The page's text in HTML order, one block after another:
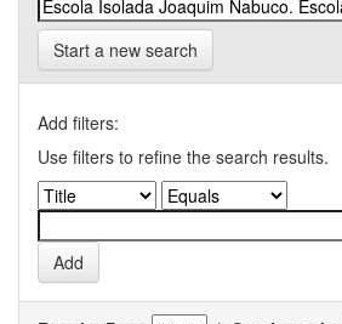
Start a new search
Add filters:
Use filters to refine the search results.